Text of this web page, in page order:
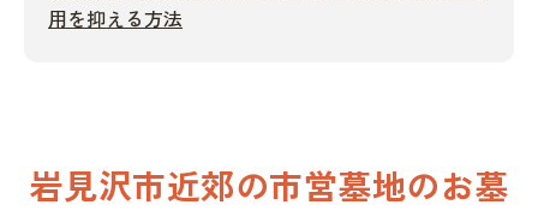
用を抑える方法
岩見沢市近郊の市営墓地のお墓